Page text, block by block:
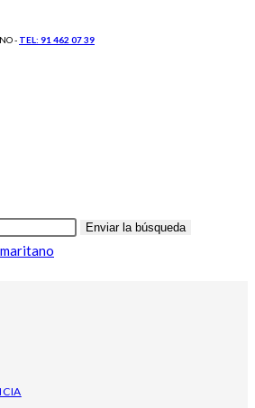
- TEL: 91 462 07 39
Enviar la búsqueda